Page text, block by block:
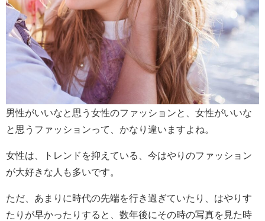
男性がいいなと思う女性のファッションと、女性がいいな
と思うファッションって、かなり違いますよね。
女性は、トレンドを抑えている、今はやりのファッション
が大好きな人も多いです。
ただ、あまりに時代の先端を行き過ぎていたり、はやりす
たりが早かったりすると、数年後にその時の写真を見た時